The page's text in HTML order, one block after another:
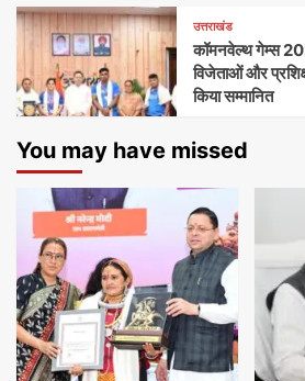
उत्तराखंड
कॉमनवेल्थ गेम्स
विजेताओं और
किया सम्मानित
You may have missed